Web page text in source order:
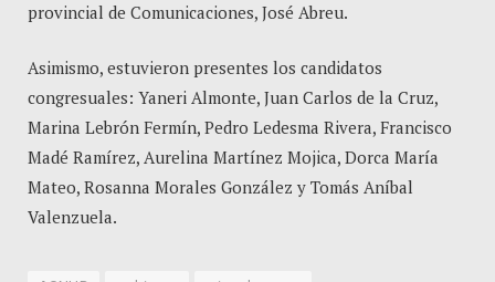
provincial de Comunicaciones, José Abreu.
Asimismo, estuvieron presentes los candidatos
congresuales: Yaneri Almonte, Juan Carlos de la Cruz,
Marina Lebrón Fermín, Pedro Ledesma Rivera, Francisco
Madé Ramírez, Aurelina Martínez Mojica, Dorca María
Mateo, Rosanna Morales González y Tomás Aníbal
Valenzuela.